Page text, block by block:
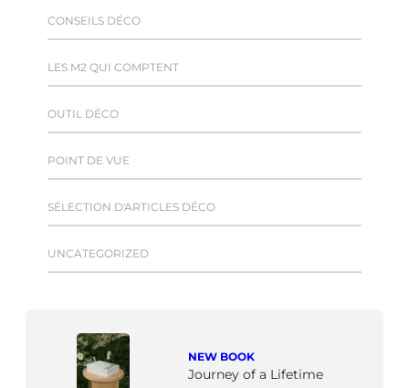
CONSEILS DÉCO
LES M2 QUI COMPTENT
OUTIL DÉCO
POINT DE VUE
SÉLECTION D'ARTICLES DÉCO
UNCATEGORIZED
NEW BOOK
Journey of a Lifetime